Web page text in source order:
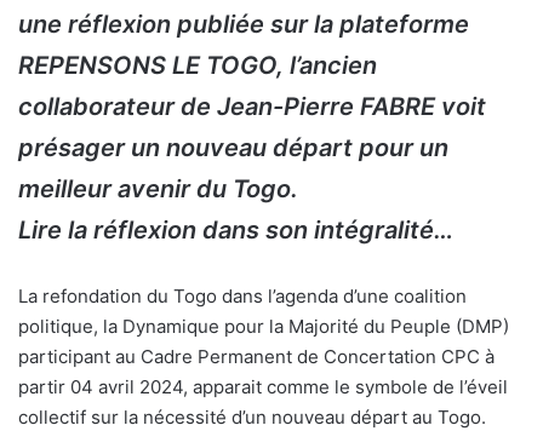
une réflexion publiée sur la plateforme
REPENSONS LE TOGO, l’ancien
collaborateur de Jean-Pierre FABRE voit
présager un nouveau départ pour un
meilleur avenir du Togo.
Lire la réflexion dans son intégralité…
La refondation du Togo dans l’agenda d’une coalition
politique, la Dynamique pour la Majorité du Peuple (DMP)
participant au Cadre Permanent de Concertation CPC à
partir 04 avril 2024, apparait comme le symbole de l’éveil
collectif sur la nécessité d’un nouveau départ au Togo.